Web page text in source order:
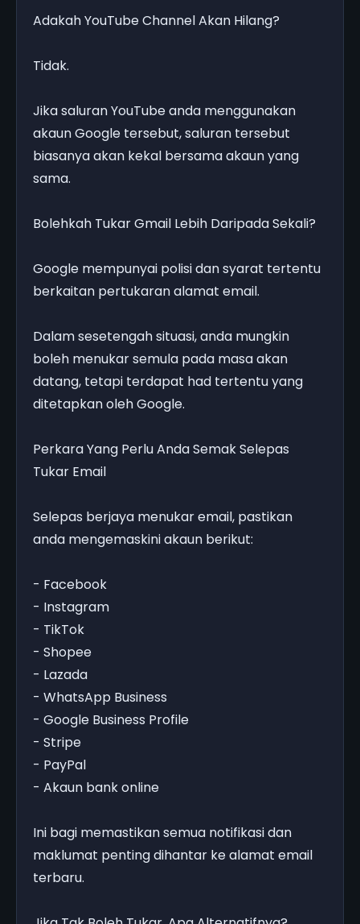
Adakah YouTube Channel Akan Hilang?
Tidak.
Jika saluran YouTube anda menggunakan
akaun Google tersebut, saluran tersebut
biasanya akan kekal bersama akaun yang
sama.
Bolehkah Tukar Gmail Lebih Daripada Sekali?
Google mempunyai polisi dan syarat tertentu
berkaitan pertukaran alamat email.
Dalam sesetengah situasi, anda mungkin
boleh menukar semula pada masa akan
datang, tetapi terdapat had tertentu yang
ditetapkan oleh Google.
Perkara Yang Perlu Anda Semak Selepas
Tukar Email
Selepas berjaya menukar email, pastikan
anda mengemaskini akaun berikut:
- Facebook
- Instagram
- TikTok
- Shopee
- Lazada
- WhatsApp Business
- Google Business Profile
- Stripe
- PayPal
- Akaun bank online
Ini bagi memastikan semua notifikasi dan
maklumat penting dihantar ke alamat email
terbaru.